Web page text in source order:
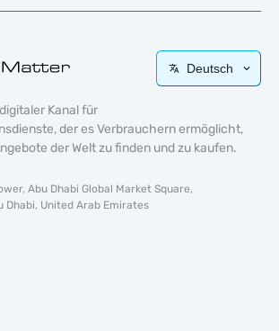
Deutsch
Kanal für
der es Verbrauchern ermöglicht,
der Welt zu finden und zu kaufen.
Abu Dhabi Global Market Square,
Dhabi, United Arab Emirates